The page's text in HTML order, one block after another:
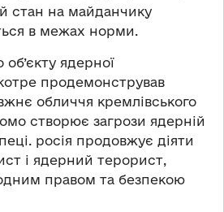
стан на майданчику
в межах норми.
ядерної
продемонстрував
обличчя кремлівського
створює загрози ядерній
росія продовжує діяти
і ядерний терорист,
правом та безпекою